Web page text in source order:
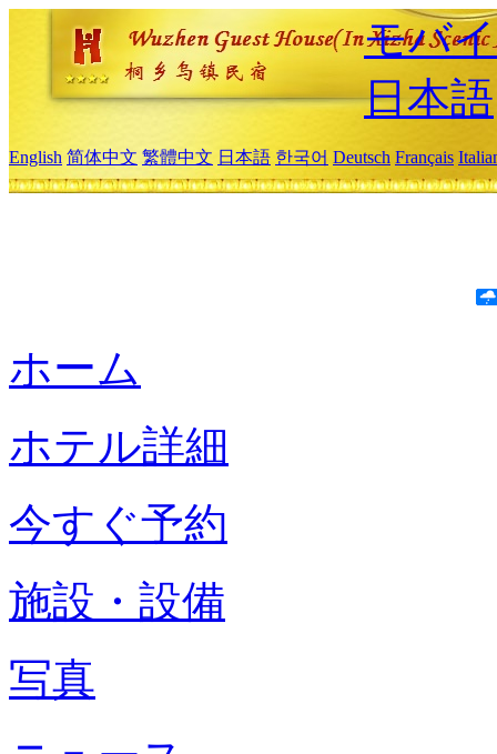
モバ
日本語
English 简体中文 繁體中文 日本語 한국어 Deutsch Français
ホーム
ホテル詳細
今すぐ予約
施設・設備
写真